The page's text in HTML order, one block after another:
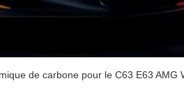
de carbone pour le C63 E63 AMG